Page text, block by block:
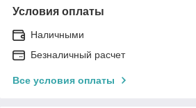
Условия оплаты
Наличными
Безналичный расчет
Все условия оплаты